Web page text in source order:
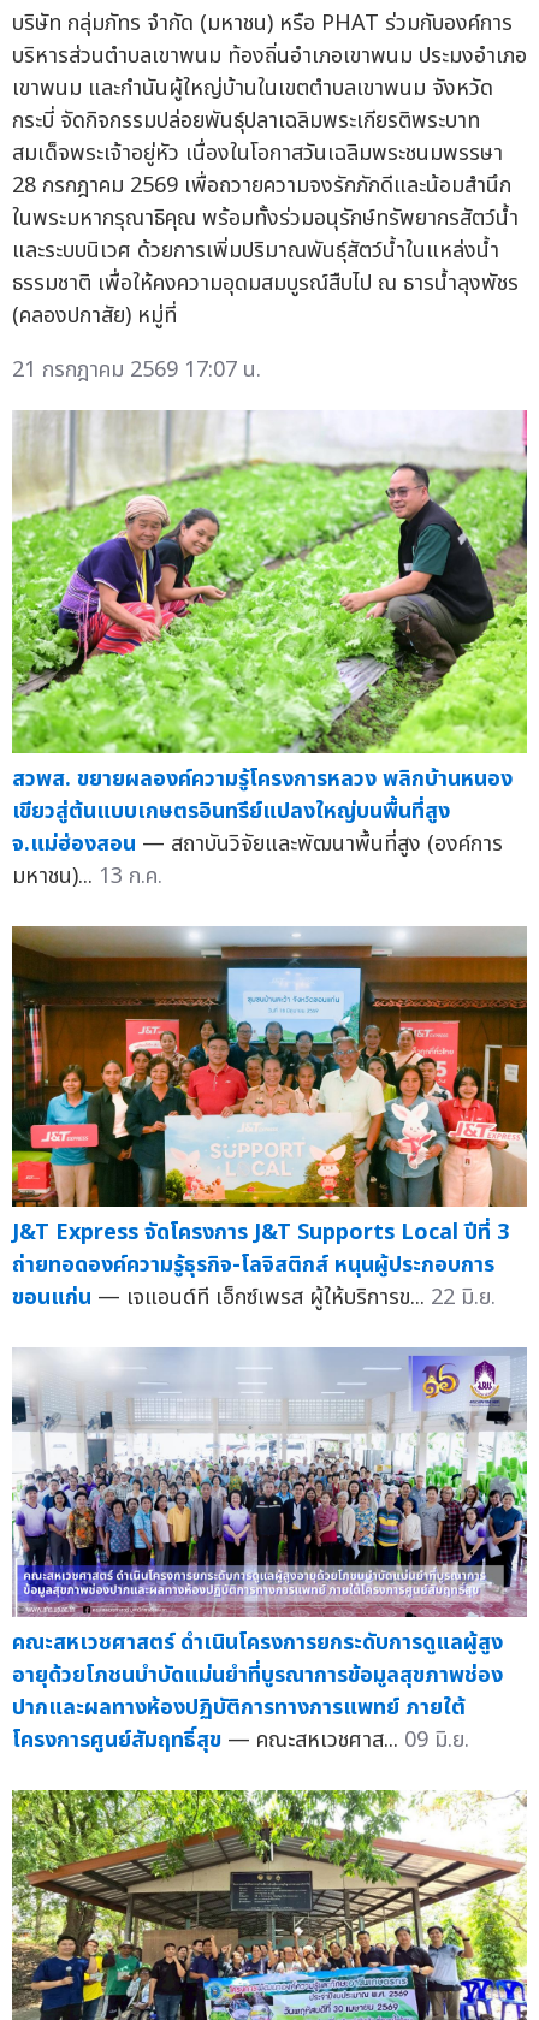
บริษัท กลุ่มภัทร จำกัด (มหาชน) หรือ PHAT ร่วมกับองค์การ
บริหารส่วนตำบลเขาพนม ท้องถิ่นอำเภอเขาพนม ประมงอำเภอ
เขาพนม และกำนันผู้ใหญ่บ้านในเขตตำบลเขาพนม จังหวัด
กระบี่ จัดกิจกรรมปล่อยพันธุ์ปลาเฉลิมพระเกียรติพระบาท
สมเด็จพระเจ้าอยู่หัว เนื่องในโอกาสวันเฉลิมพระชนมพรรษา
28 กรกฎาคม 2569 เพื่อถวายความจงรักภักดีและน้อมสำนึก
ในพระมหากรุณาธิคุณ พร้อมทั้งร่วมอนุรักษ์ทรัพยากรสัตว์น้ำ
และระบบนิเวศ ด้วยการเพิ่มปริมาณพันธุ์สัตว์น้ำในแหล่งน้ำ
ธรรมชาติ เพื่อให้คงความอุดมสมบูรณ์สืบไป ณ ธารน้ำลุงพัชร
(คลองปกาสัย) หมู่ที่
21 กรกฎาคม 2569 17:07 น.
สวพส. ขยายผลองค์ความรู้โครงการหลวง พลิกบ้านหนอง
เขียวสู่ต้นแบบเกษตรอินทรีย์แปลงใหญ่บนพื้นที่สูง
จ.แม่ฮ่องสอน — สถาบันวิจัยและพัฒนาพื้นที่สูง (องค์การ
มหาชน)... 13 ก.ค.
J&T Express จัดโครงการ J&T Supports Local ปีที่ 3
ถ่ายทอดองค์ความรู้ธุรกิจ-โลจิสติกส์ หนุนผู้ประกอบการ
ขอนแก่น — เจแอนด์ที เอ็กซ์เพรส ผู้ให้บริการข... 22 มิ.ย.
คณะสหเวชศาสตร์ ดำเนินโครงการยกระดับการดูแลผู้สูง
อายุด้วยโภชนบำบัดแม่นยำที่บูรณาการข้อมูลสุขภาพช่อง
ปากและผลทางห้องปฏิบัติการทางการแพทย์ ภายใต้
โครงการศูนย์สัมฤทธิ์สุข — คณะสหเวชศาส... 09 มิ.ย.